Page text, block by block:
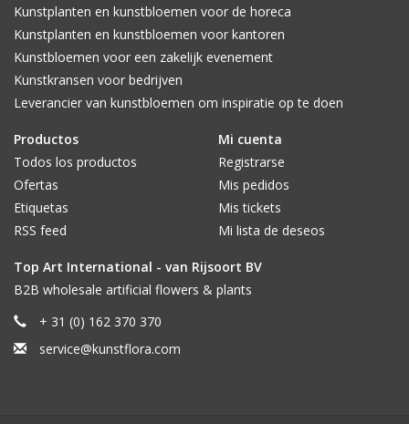
Kunstplanten en kunstbloemen voor de horeca
Kunstplanten en kunstbloemen voor kantoren
Kunstbloemen voor een zakelijk evenement
Kunstkransen voor bedrijven
Leverancier van kunstbloemen om inspiratie op te doen
Productos
Todos los productos
Ofertas
Etiquetas
RSS feed
Mi cuenta
Registrarse
Mis pedidos
Mis tickets
Mi lista de deseos
Top Art International - van Rijsoort BV
B2B wholesale artificial flowers & plants
+ 31 (0) 162 370 370
service@kunstflora.com